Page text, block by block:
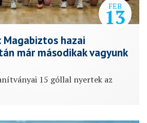
FEB
13
hazai
már másodikak vagyunk
15 góllal nyertek az